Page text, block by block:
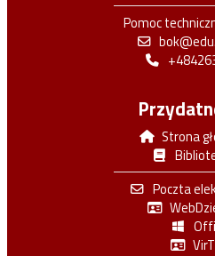
Pomoc
Strona
Poczta